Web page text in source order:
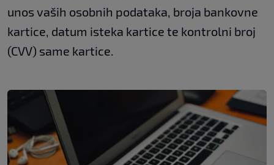
unos vaših osobnih podataka, broja bankovne
kartice, datum isteka kartice te kontrolni broj
(CVV) same kartice.